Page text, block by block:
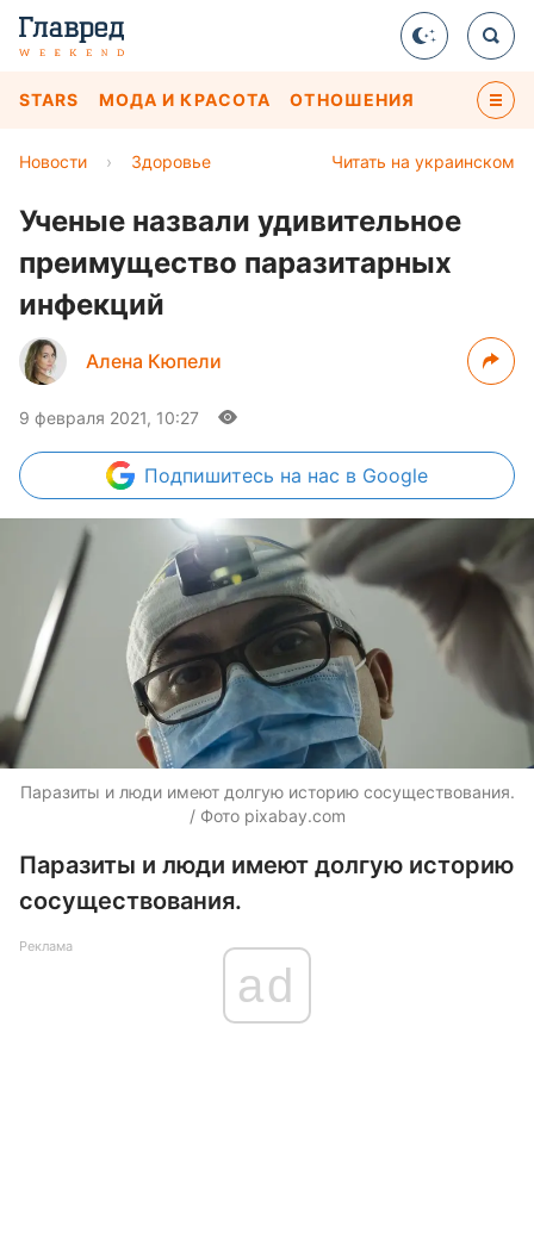
STARS МОДА И КРАСОТА ОТНОШЕНИЯ
Читать на украинском
Новости › Здоровье
Ученые назвали удивительное
преимущество паразитарных
инфекций
Алена Кюпели
9 февраля 2021, 10:27
Подпишитесь на нас в Google
Паразиты и люди имеют долгую историю сосуществования.
/ Фото pixabay.com
Паразиты и люди имеют долгую историю
сосуществования.
Реклама
ad